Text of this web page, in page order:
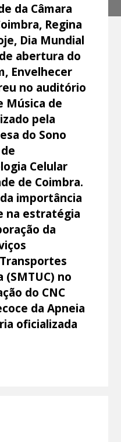
da Câmara
Regina
Dia Mundial
abertura do
Envelhecer
no auditório
Música de
pela
do Sono
Celular
de Coimbra.
importância
na estratégia
da
(SMTUC) no
do CNC
da Apneia
oficializada